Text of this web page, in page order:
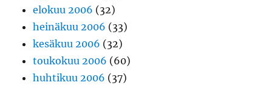
elokuu 2006 (32)
heinäkuu 2006 (33)
kesäkuu 2006 (32)
toukokuu 2006 (60)
huhtikuu 2006 (37)